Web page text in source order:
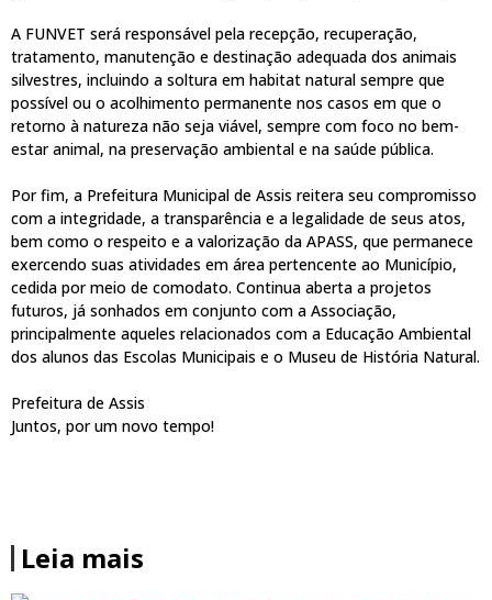
A FUNVET será responsável pela recepção, recuperação,
tratamento, manutenção e destinação adequada dos animais
silvestres, incluindo a soltura em habitat natural sempre que
possível ou o acolhimento permanente nos casos em que o
retorno à natureza não seja viável, sempre com foco no bem-
estar animal, na preservação ambiental e na saúde pública.
Por fim, a Prefeitura Municipal de Assis reitera seu compromisso
com a integridade, a transparência e a legalidade de seus atos,
bem como o respeito e a valorização da APASS, que permanece
exercendo suas atividades em área pertencente ao Município,
cedida por meio de comodato. Continua aberta a projetos
futuros, já sonhados em conjunto com a Associação,
principalmente aqueles relacionados com a Educação Ambiental
dos alunos das Escolas Municipais e o Museu de História Natural.
Prefeitura de Assis
Juntos, por um novo tempo!
Leia mais